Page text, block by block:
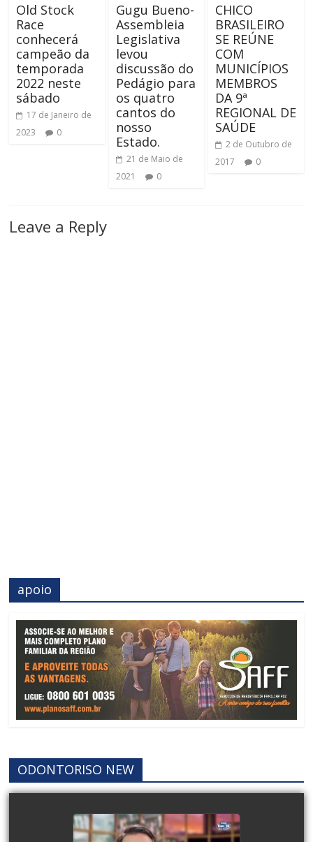
Old Stock
Race
conhecerá
campeão da
temporada
2022 neste
sábado
17 de Janeiro de
2023
0
Gugu Bueno-
Assembleia
Legislativa
levou
discussão do
Pedágio para
os quatro
cantos do
nosso
Estado.
21 de Maio de
2021
0
CHICO
BRASILEIRO
SE REÚNE
COM
MUNICÍPIOS
MEMBROS
DA 9ª
REGIONAL DE
SAÚDE
2 de Outubro de
2017
0
Leave a Reply
apoio
ODONTORISO NEW
DEPUTADO FEDERAL